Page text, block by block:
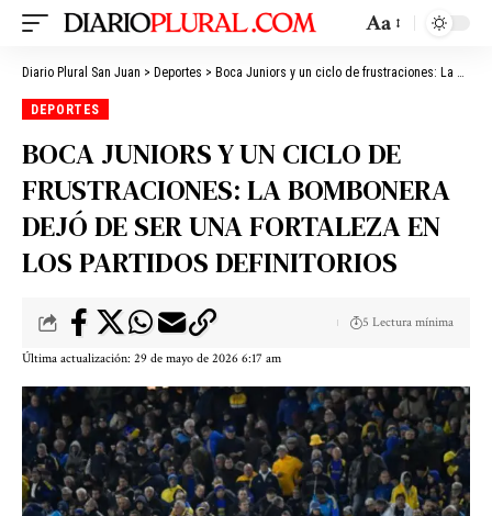
Aa
Diario Plural San Juan > Deportes > Boca Juniors y un ciclo de frustraciones: La Bombonera dejó de ser una fortaleza en los partidos definitorios
DEPORTES
BOCA JUNIORS Y UN CICLO DE
FRUSTRACIONES: LA BOMBONERA
DEJÓ DE SER UNA FORTALEZA EN
LOS PARTIDOS DEFINITORIOS
Última actualización: 29 de mayo de 2026 6:17 am
5 Lectura mínima